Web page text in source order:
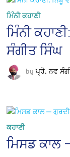
ਮਿੰਨੀ ਕਹਾਣੀ
ਮਿੰਨੀ
ਸੰਗੀਤ ਸਿੰਘ
byਪ੍ਰੋ. ਨਵ
ਕਹਾਣੀ
ਮਿਸਡ ਕਾਲ